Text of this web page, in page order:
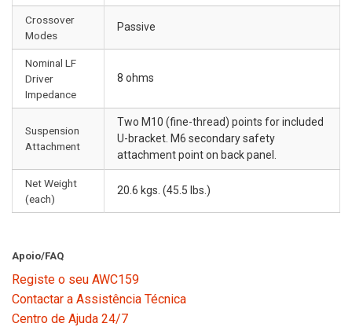
Crossover
Modes
Passive
Nominal LF
Driver
Impedance
8 ohms
Suspension
Attachment
Two M10 (fine-thread) points for included
U-bracket. M6 secondary safety
attachment point on back panel.
Net Weight
(each)
20.6 kgs. (45.5 lbs.)
Apoio/FAQ
Registe o seu AWC159
Contactar a Assistência Técnica
Centro de Ajuda 24/7